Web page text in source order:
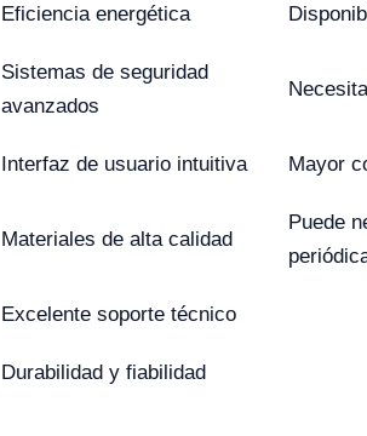
Eficiencia energética
Sistemas de seguridad
avanzados
Interfaz de usuario intuitiva Mayor
Materiales de alta calidad
Puede
Excelente soporte técnico
Durabilidad y fiabilidad